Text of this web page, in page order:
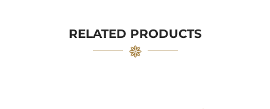
RELATED PRODUCTS